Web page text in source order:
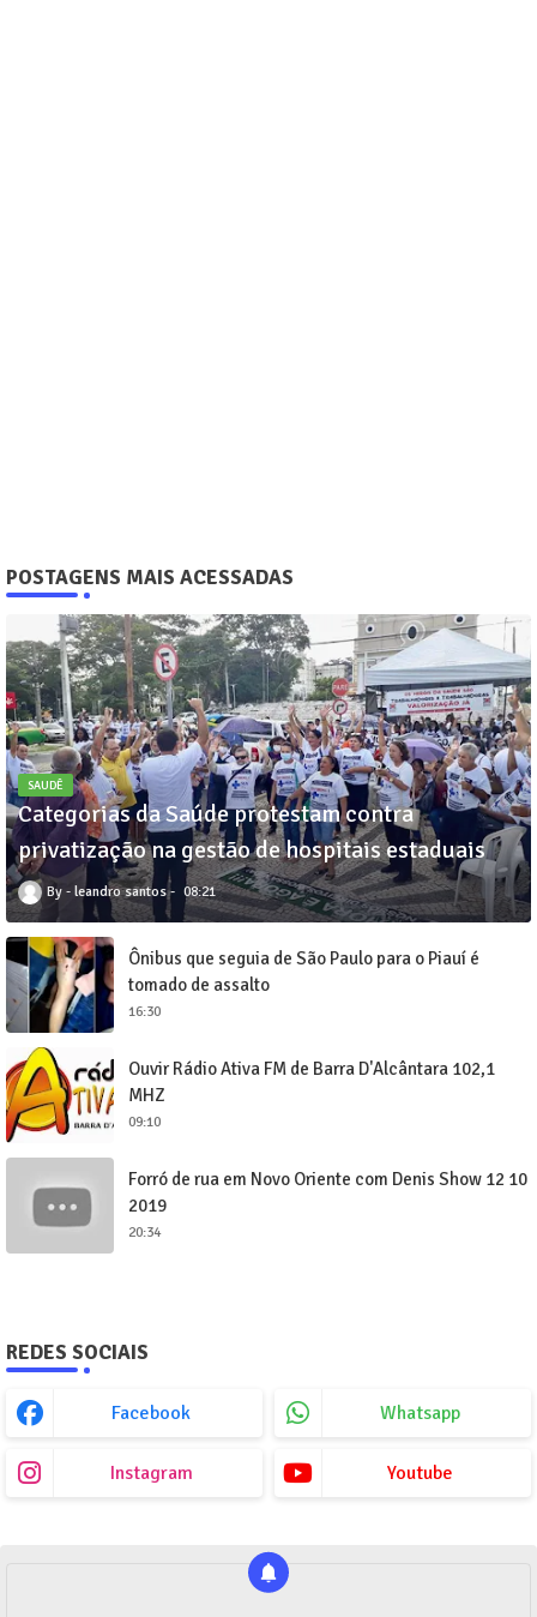
POSTAGENS MAIS ACESSADAS
SAUDÊ
Categorias da Saúde protestam contra
privatização na gestão de hospitais estaduais
leandro santos 08:21
Ônibus que seguia de São Paulo para o Piauí é
tomado de assalto
16:30
Ouvir Rádio Ativa FM de Barra D'Alcântara 102,1
MHZ
09:10
Forró de rua em Novo Oriente com Denis Show 12 10
2019
20:34
REDES SOCIAIS
Facebook Whatsapp
Instagram Youtube